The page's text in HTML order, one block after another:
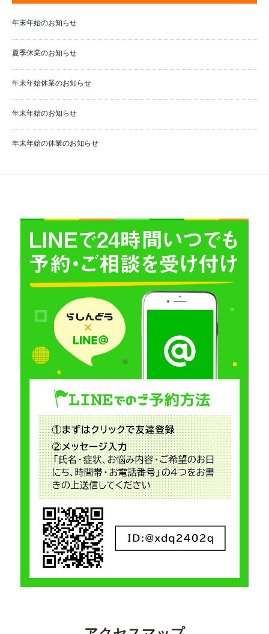
年末年始のお知らせ
夏季休業のお知らせ
年末年始休業のお知らせ
年末年始のお知らせ
年末年始の休業のお知らせ